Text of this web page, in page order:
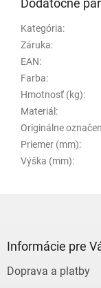
Dodatočné
Kategória:
Záruka:
EAN:
Farba:
Hmotnosť (kg):
Materiál :
Originálne
Priemer (mm):
Výška (mm):
Informácie pre
Doprava a platby